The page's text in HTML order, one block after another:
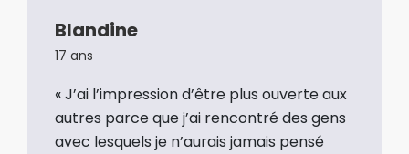
Blandine
17 ans
« J’ai l’impression d’être plus ouverte aux
autres parce que j’ai rencontré des gens
avec lesquels je n’aurais jamais pensé